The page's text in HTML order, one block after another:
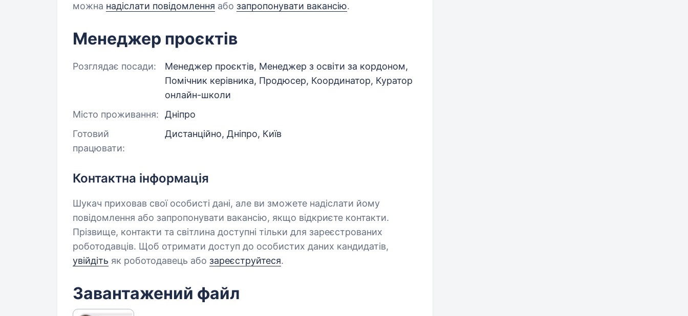
можна надіслати повідомлення або запропонувати вакансію.
Менеджер проєктів
Розглядає посади:
Менеджер проєктів, Менеджер з освіти за кордоном,
Помічник керівника, Продюсер, Координатор, Куратор
онлайн-школи
Місто проживання:
Дніпро
Готовий
працювати:
Дистанційно, Дніпро, Київ
Контактна інформація
Шукач приховав свої особисті дані, але ви зможете надіслати йому
повідомлення або запропонувати вакансію, якщо відкриєте контакти.
Прізвище, контакти та світлина доступні тільки для зареєстрованих
роботодавців. Щоб отримати доступ до особистих даних кандидатів,
увійдіть як роботодавець або зареєструйтеся.
Завантажений файл